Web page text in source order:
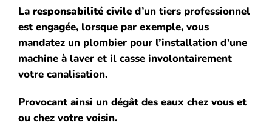
La responsabilité civile d’un tiers professionnel
est engagée, lorsque par exemple, vous
mandatez un plombier pour l’installation d’une
machine à laver et il casse involontairement
votre canalisation.
Provocant ainsi un dégât des eaux chez vous et
ou chez votre voisin.